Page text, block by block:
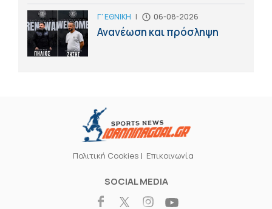
Γ' ΕΘΝΙΚΗ | 06-08-2026
Ανανέωση και πρόσληψη
Πολιτική Cookies Επικοινωνία
SOCIAL MEDIA